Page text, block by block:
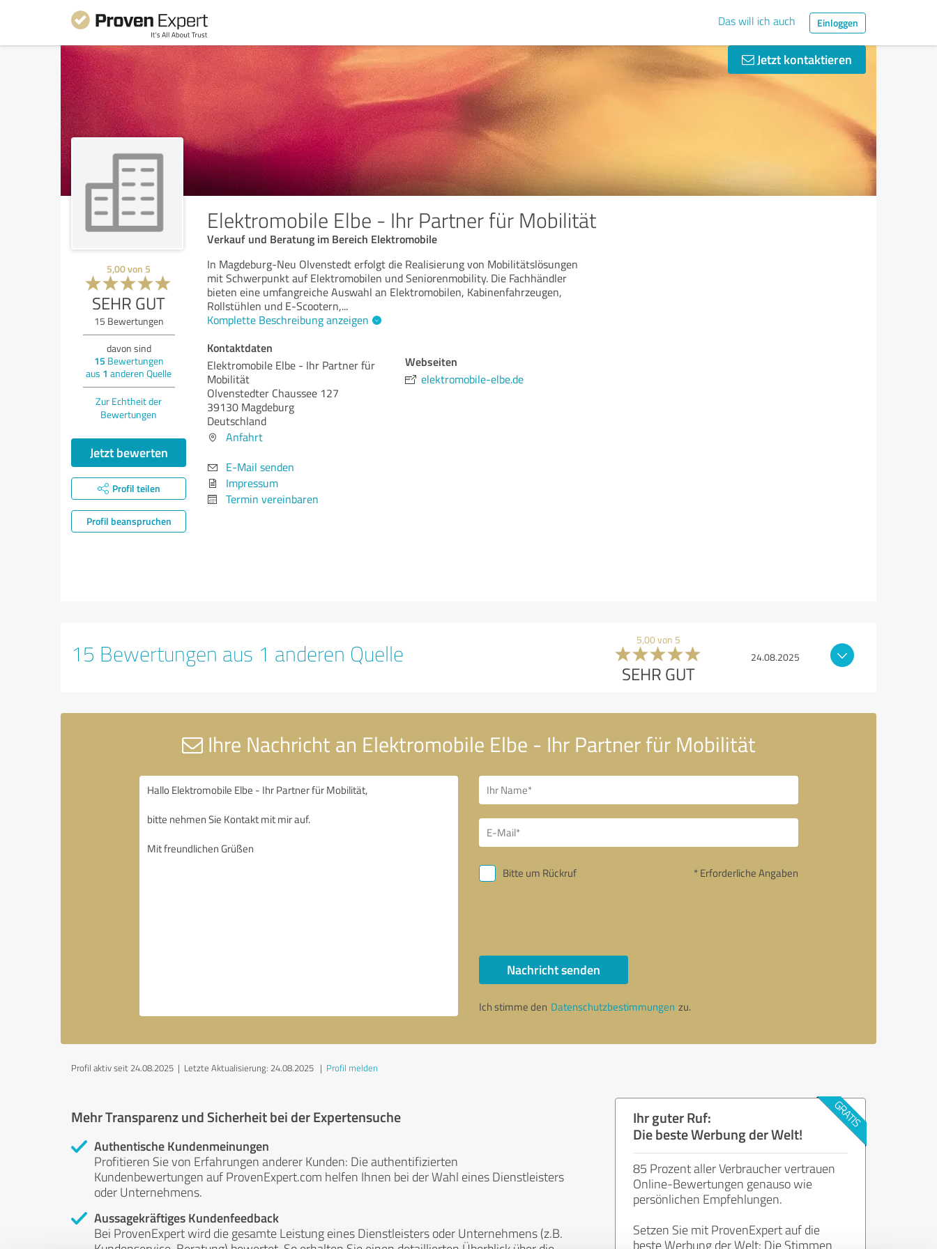
Das will ich auch Einloggen
Jetzt kontaktieren
Elektromobile Elbe - Ihr Partner für Mobilität
Verkauf und Beratung im Bereich Elektromobile
5,00von 5
SEHR GUT
15 Bewertungen
davon sind
15 Bewertungen
aus 1 anderen Quelle
Zur Echtheit der
Bewertungen
Jetzt bewerten
Profil teilen
Profil beanspruchen
In Magdeburg-Neu Olvenstedt erfolgt die Realisierung von Mobilitätslösungen
mit Schwerpunkt auf Elektromobilen und Seniorenmobility. Die Fachhändler
bieten eine umfangreiche Auswahl an Elektromobilen, Kabinenfahrzeugen,
Rollstühlen und E-Scootern,...
Komplette Beschreibung anzeigen
Kontaktdaten
Elektromobile Elbe - Ihr Partner für
Mobilität
Olvenstedter Chaussee 127
39130 Magdeburg
Deutschland
Anfahrt
E-Mail senden
Impressum
Termin vereinbaren
Webseiten
elektromobile-elbe.de
15 Bewertungen aus 1 anderen Quelle 5,00 von 5
SEHR GUT
24.08.2025
Ihre Nachricht an Elektromobile Elbe - Ihr Partner für Mobilität
Bitte um Rückruf * Erforderliche Angaben
Nachricht senden
Ich stimme den Datenschutzbestimmungen zu.
Profil aktiv seit 24.08.2025 | Letzte Aktualisierung: 24.08.2025 | Profil melden
Mehr Transparenz und Sicherheit bei der Expertensuche
Authentische Kundenmeinungen
Profitieren Sie von Erfahrungen anderer Kunden: Die authentifizierten
Kundenbewertungen auf ProvenExpert.com helfen Ihnen bei der Wahl eines Dienstleisters
oder Unternehmens.
Aussagekräftiges Kundenfeedback
Bei ProvenExpert wird die gesamte Leistung eines Dienstleisters oder Unternehmens (z.B.
Ihr guter Ruf:
Die beste Werbung der Welt!
85 Prozent aller Verbraucher vertrauen
Online-Bewertungen genauso wie
persönlichen Empfehlungen.
Setzen Sie mit ProvenExpert auf die
beste Werbung der Welt: Die Stimmen